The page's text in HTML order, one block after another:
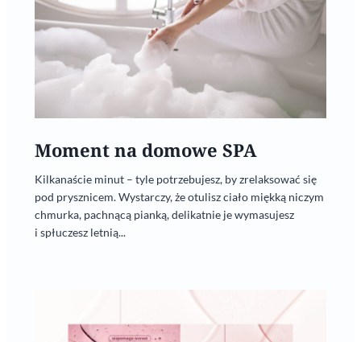
Moment na domowe SPA
Kilkanaście minut – tyle potrzebujesz, by zrelaksować się
pod prysznicem. Wystarczy, że otulisz ciało miękką niczym
chmurka, pachnącą pianką, delikatnie je wymasujesz
i spłuczesz letnią...